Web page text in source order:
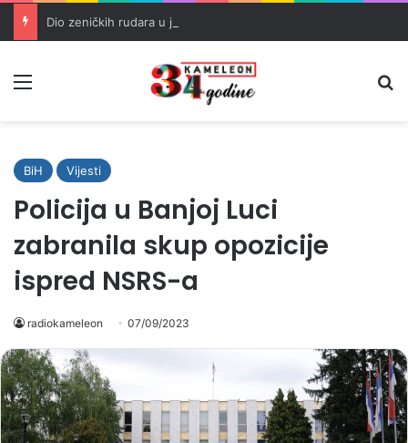
BiH Vijesti
Policija u Banjoj Luci
zabranila skup opozicije
ispred NSRS-a
radiokameleon 07/09/2023